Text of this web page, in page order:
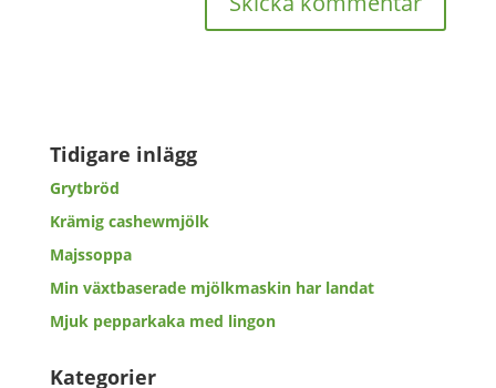
Tidigare inlägg
Grytbröd
Krämig cashewmjölk
Majssoppa
Min växtbaserade mjölkmaskin har landat
Mjuk pepparkaka med lingon
Kategorier